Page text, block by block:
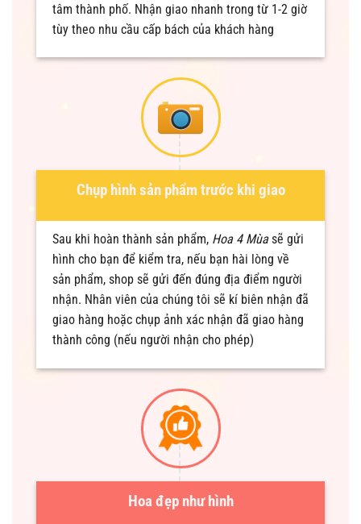
tâm thành phố. Nhận giao nhanh trong từ 1-2 giờ
tùy theo nhu cầu cấp bách của khách hàng
Chụp hình sản phẩm trước khi giao
Sau khi hoàn thành sản phẩm, Hoa 4 Mùasẽ gửi
hình cho bạn để kiểm tra, nếu bạn hài lòng về
sản phẩm, shop sẽ gửi đến đúng địa điểm người
nhận. Nhân viên của chúng tôi sẽ kí biên nhận đã
giao hàng hoặc chụp ảnh xác nhận đã giao hàng
thành công (nếu người nhận cho phép)
Hoa đẹp như hình